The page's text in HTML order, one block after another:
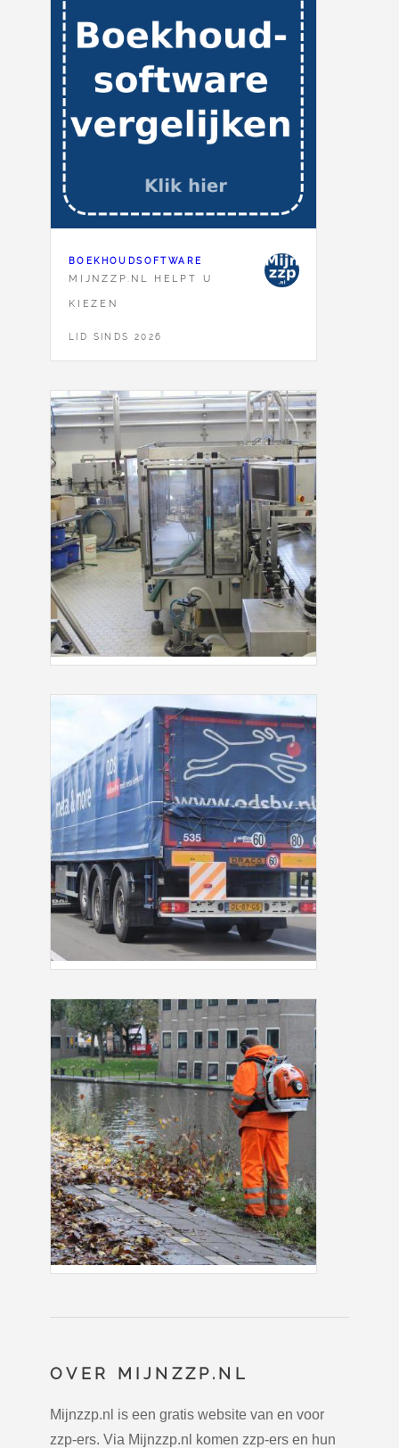
BOEKHOUDSOFTWARE
MIJNZZP.NL HELPT U
KIEZEN
LID SINDS 2026
OVER MIJNZZP.NL
Mijnzzp.nl is een gratis website van en voor
zzp-ers. Via Mijnzzp.nl komen zzp-ers en hun